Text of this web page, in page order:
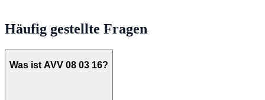
Häufig gestellte Fragen
Was ist AVV 08 03 16?